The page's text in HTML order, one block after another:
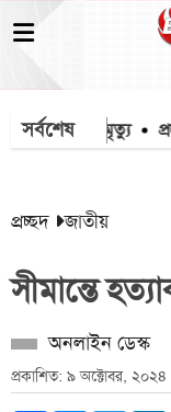
সর্বশেষ
১৫৭১২ মৃত্যু
প্রচ্ছদ জাতীয়
সীমান্তে
অনলাইন ডেস্ক
প্রকাশিত: ৯ অক্টোবর,